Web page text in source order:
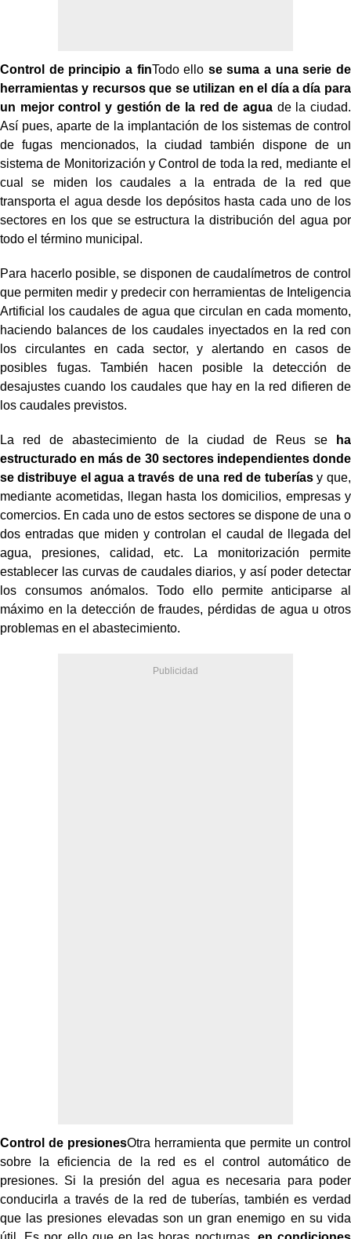
Control de principio a finTodo ello se suma a una serie de
herramientas y recursos que se utilizan en el día a día para
un mejor control y gestión de la red de aguade la ciudad.
Así pues, aparte de la implantación de los sistemas de control
de fugas mencionados, la ciudad también dispone de un
sistema de Monitorización y Control de toda la red, mediante el
cual se miden los caudales a la entrada de la red que
transporta el agua desde los depósitos hasta cada uno de los
sectores en los que se estructura la distribución del agua por
todo el término municipal.
Para hacerlo posible, se disponen de caudalímetros de control
que permiten medir y predecir con herramientas de Inteligencia
Artificial los caudales de agua que circulan en cada momento,
haciendo balances de los caudales inyectados en la red con
los circulantes en cada sector, y alertando en casos de
posibles fugas. También hacen posible la detección de
desajustes cuando los caudales que hay en la red difieren de
los caudales previstos.
La red de abastecimiento de la ciudad de Reus se
ha
estructurado en más de 30 sectores independientes donde
se distribuye el agua a través de una red de tuberíasy que,
mediante acometidas, llegan hasta los domicilios, empresas y
comercios. En cada uno de estos sectores se dispone de una o
dos entradas que miden y controlan el caudal de llegada del
agua, presiones, calidad, etc. La monitorización permite
establecer las curvas de caudales diarios, y así poder detectar
los consumos anómalos. Todo ello permite anticiparse al
máximo en la detección de fraudes, pérdidas de agua u otros
problemas en el abastecimiento.
Control de presionesOtra herramienta que permite un control
sobre la eficiencia de la red es el control automático de
presiones. Si la presión del agua es necesaria para poder
conducirla a través de la red de tuberías, también es verdad
que las presiones elevadas son un gran enemigo en su vida